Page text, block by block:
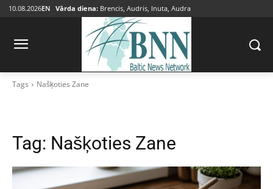
10.08.2026EN Vārda diena: Brencis, Audris, Inuta, Audra
Tags Našķoties Zane
Tag: Našķoties Zane